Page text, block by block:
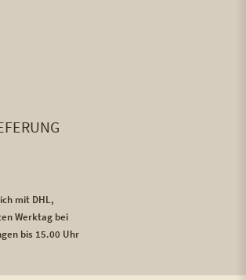
mit DHL,
Werktag bei
bis 15.00 Uhr